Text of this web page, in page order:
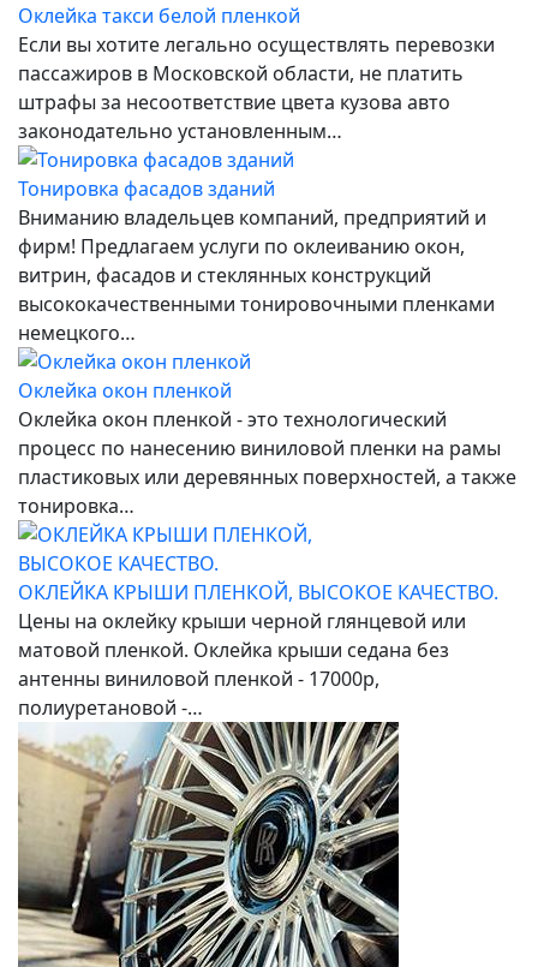
Оклейка такси белой пленкой
Если вы хотите легально осуществлять перевозки
пассажиров в Московской области, не платить
штрафы за несоответствие цвета кузова авто
законодательно установленным…
Тонировка фасадов зданий
Вниманию владельцев компаний, предприятий и
фирм! Предлагаем услуги по оклеиванию окон,
витрин, фасадов и стеклянных конструкций
высококачественными тонировочными пленками
немецкого…
Оклейка окон пленкой
Оклейка окон пленкой - это технологический
процесс по нанесению виниловой пленки на рамы
пластиковых или деревянных поверхностей, а также
тонировка…
ОКЛЕЙКА КРЫШИ ПЛЕНКОЙ, ВЫСОКОЕ КАЧЕСТВО.
Цены на оклейку крыши черной глянцевой или
матовой пленкой. Оклейка крыши седана без
антенны виниловой пленкой - 17000р,
полиуретановой -…